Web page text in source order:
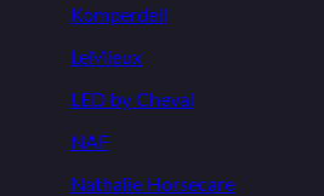
Komperdell
LeMieux
LED by Cheval
NAF
Nathalie Horsecare